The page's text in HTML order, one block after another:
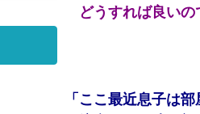
どうすれば良いの
「ここ最近息子は